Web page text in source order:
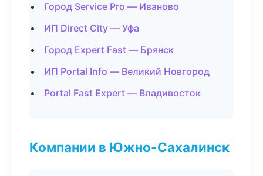
Город Service Pro — Иваново
ИП Direct City — Уфа
Город Expert Fast — Брянск
ИП Portal Info — Великий Новгород
Portal Fast Expert — Владивосток
Компании в Южно-Сахалинск